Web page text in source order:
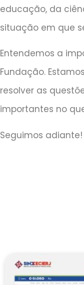
educação, da
situação em que
Entendemos a
Fundação.
resolver as
importantes no
Seguimos adiante!